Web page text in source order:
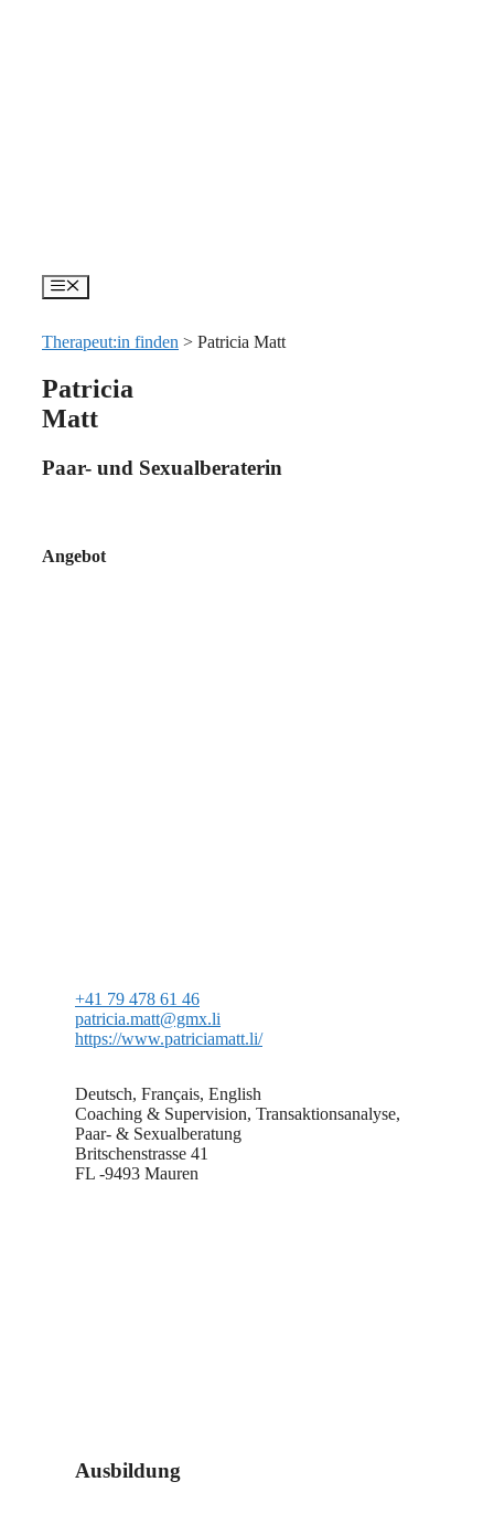
Menü
Therapeut:in finden > Patricia Matt
Patricia
Matt
Paar- und Sexualberaterin
Angebot
+41 79 478 61 46
patricia.matt@gmx.li
https://www.patriciamatt.li/
Deutsch, Français, English
Coaching & Supervision, Transaktionsanalyse,
Paar- & Sexualberatung
Britschenstrasse 41
FL -9493 Mauren
Ausbildung